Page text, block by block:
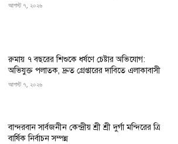
আগস্ট ৭, ২০২৬
রুমায় ৭ বছরের শিশুকে ধর্ষণে চেষ্টার অভিযোগ:
অভিযুক্ত পলাতক, দ্রুত গ্রেপ্তারের দাবিতে এলাকাবাসী
আগস্ট ৭, ২০২৬
বান্দরবান সার্বজনীন কেন্দ্রীয় শ্রী শ্রী দুর্গা মন্দিরের ত্রি
বার্ষিক নির্বাচন সম্পন্ন